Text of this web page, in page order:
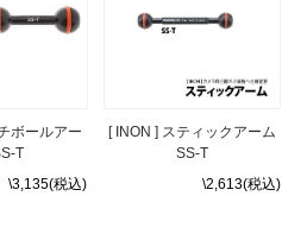
ボールアー
T
\3,135(税込)
[ INON ] スティックアーム
SS-T
\2,613(税込)